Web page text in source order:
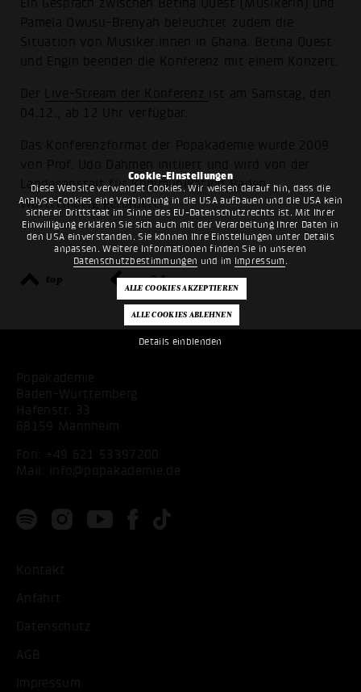
Cookie-Einstellungen
Diese Website verwendet Cookies. Wir weisen darauf hin, dass die
Analyse-Cookies eine Verbindung in die USA aufbauen und die USA kein
sicherer Drittstaat im Sinne des EU-Datenschutzrechts ist. Mit Ihrer
Einwilligung erklären Sie sich auch mit der Verarbeitung Ihrer Daten in
den USA einverstanden. Sie können Ihre Einstellungen unter Details
anpassen. Weitere Informationen finden Sie in unseren
Datenschutzbestimmungen und im Impressum .
Details einblenden
Ein Gespräch zwischen Betina Quest (Musikerin) und
Pamela Owusu-Brenyah beleuchtet zudem die
Situation von Musiker:innen in Ghana. Betina Quest
und Engin beenden die Konferenz mit einem Konzert.
Der Live-Stream der Konferenz
ist am Samstag, den
04.12., ab 12 Uhr verfügbar.
Das Konferenzformat der Popakademie wurde 2009
von Prof. Udo Dahmen initiiert und wird von der
Landesanstalt für Kommunikation Baden-
Württemberg gefördert.
top zurück
Popakademie
Baden-Württemberg
Hafenstr. 33
68159 Mannheim
Fon:
+49 621 53397200
Mail:
info@popakademie.de
Kontakt
Anfahrt
Datenschutz
AGB
Impressum